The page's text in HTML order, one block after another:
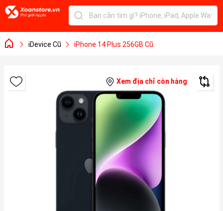
iDevice Cũ iPhone 14 Plus 256GB Cũ
Xem địa chỉ còn hàng